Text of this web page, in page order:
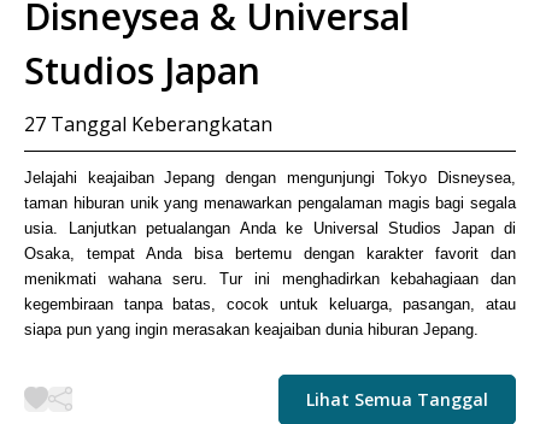
Disneysea & Universal
Studios Japan
27 Tanggal Keberangkatan
Jelajahi keajaiban Jepang dengan mengunjungi Tokyo Disneysea,
taman hiburan unik yang menawarkan pengalaman magis bagi segala
usia. Lanjutkan petualangan Anda ke Universal Studios Japan di
Osaka, tempat Anda bisa bertemu dengan karakter favorit dan
menikmati wahana seru. Tur ini menghadirkan kebahagiaan dan
kegembiraan tanpa batas, cocok untuk keluarga, pasangan, atau
siapa pun yang ingin merasakan keajaiban dunia hiburan Jepang.
Lihat Semua Tanggal